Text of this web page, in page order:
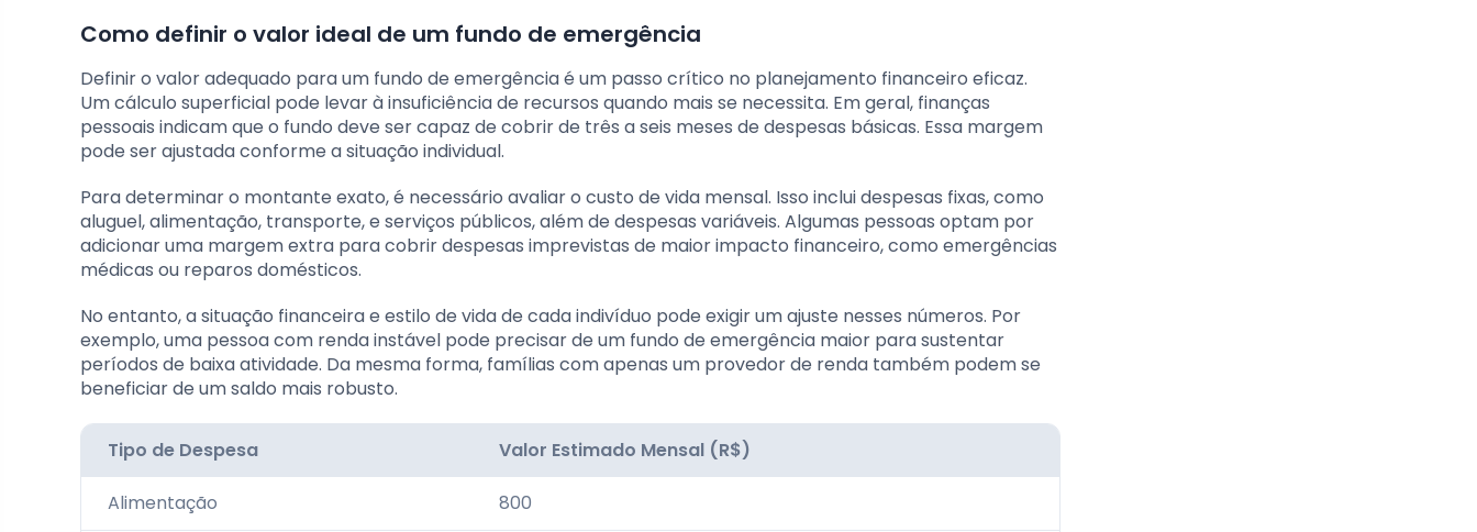
Como definir o valor ideal de um fundo de emergência
Definir o valor adequado para um fundo de emergência é um passo crítico no planejamento financeiro eficaz.
Um cálculo superficial pode levar à insuficiência de recursos quando mais se necessita. Em geral, finanças
pessoais indicam que o fundo deve ser capaz de cobrir de três a seis meses de despesas básicas. Essa margem
pode ser ajustada conforme a situação individual.
Para determinar o montante exato, é necessário avaliar o custo de vida mensal. Isso inclui despesas fixas, como
aluguel, alimentação, transporte, e serviços públicos, além de despesas variáveis. Algumas pessoas optam por
adicionar uma margem extra para cobrir despesas imprevistas de maior impacto financeiro, como emergências
médicas ou reparos domésticos.
No entanto, a situação financeira e estilo de vida de cada indivíduo pode exigir um ajuste nesses números. Por
exemplo, uma pessoa com renda instável pode precisar de um fundo de emergência maior para sustentar
períodos de baixa atividade. Da mesma forma, famílias com apenas um provedor de renda também podem se
beneficiar de um saldo mais robusto.
Tipo de Despesa Valor Estimado Mensal (R$)
Alimentação 800